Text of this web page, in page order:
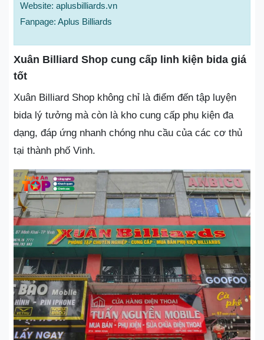
Website: aplusbilliards.vn
Fanpage: Aplus Billiards
Xuân Billiard Shop cung cấp linh kiện bida giá
tốt
Xuân Billiard Shop không chỉ là điểm đến tập luyện
bida lý tưởng mà còn là kho cung cấp phụ kiện đa
dạng, đáp ứng nhanh chóng nhu cầu của các cơ thủ
tại thành phố Vinh.